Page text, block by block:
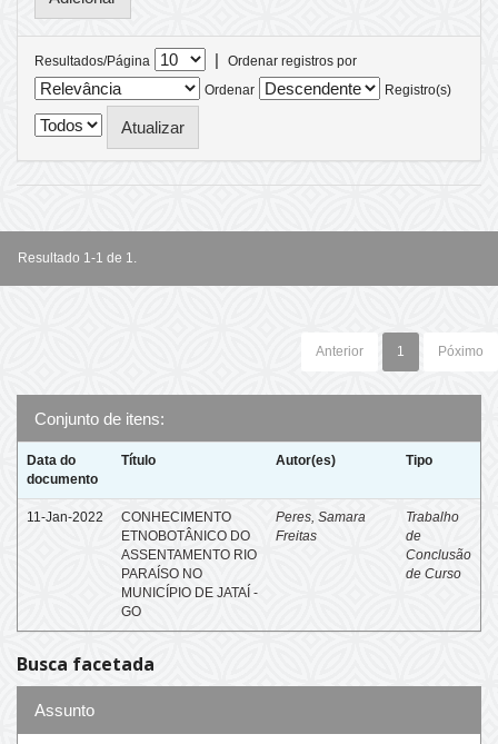
Resultados/Página |
Ordenar registros por
Ordenar
Registro(s)
Resultado 1-1 de 1.
Anterior 1 Póximo
Conjunto de itens:
Data do
documento
Título Autor(es) Tipo
11-Jan-2022
CONHECIMENTO
ETNOBOTÂNICO DO
ASSENTAMENTO RIO
PARAÍSO NO
MUNICÍPIO DE JATAÍ -
GO
Peres, Samara
Freitas
Trabalho
de
Conclusão
de Curso
Busca facetada
Assunto